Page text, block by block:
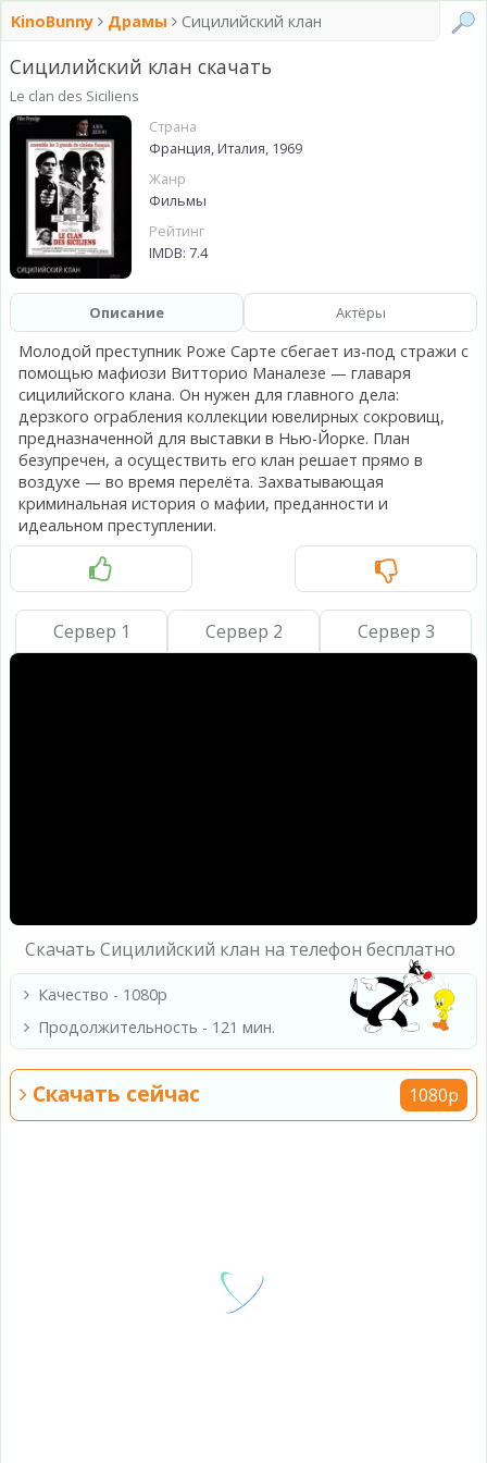
KinoBunny Драмы Сицилийский клан
Сицилийский клан скачать
Le clan des Siciliens
Страна
Франция, Италия, 1969
Жанр
Фильмы
Рейтинг
IMDB: 7.4
Описание Актёры
Молодой преступник Роже Сарте сбегает из-под стражи с
помощью мафиози Витторио Маналезе — главаря
сицилийского клана. Он нужен для главного дела:
дерзкого ограбления коллекции ювелирных сокровищ,
предназначенной для выставки в Нью-Йорке. План
безупречен, а осуществить его клан решает прямо в
воздухе — во время перелёта. Захватывающая
криминальная история о мафии, преданности и
идеальном преступлении.
Сервер 1 Сервер 2 Сервер 3
Скачать Сицилийский клан на телефон бесплатно
Качество - 1080p
Продолжительность - 121 мин.
Скачать сейчас 1080p